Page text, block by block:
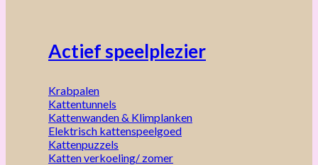
Actief speelplezier
Krabpalen
Kattentunnels
Kattenwanden & Klimplanken
Elektrisch kattenspeelgoed
Kattenpuzzels
Katten verkoeling/ zomer